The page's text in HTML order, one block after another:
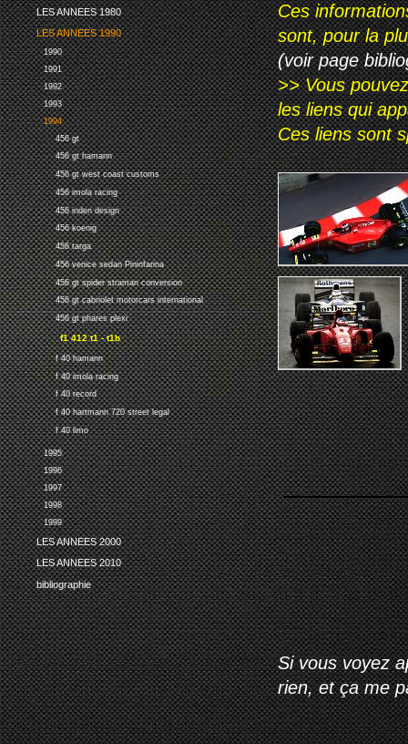
LES ANNEES 1980
LES ANNEES 1990
1990
1991
1992
1993
1994
456 gt
456 gt hamann
456 gt west coast customs
456 imola racing
456 inden design
456 koenig
456 targa
456 venice sedan Pininfarina
456 gt spider straman conversion
456 gt cabriolet motorcars international
456 gt phares plexi
f1 412 t1 - t1b
f 40 hamann
f 40 imola racing
f 40 record
f 40 hartmann 720 street legal
f 40 limo
1995
1996
1997
1998
1999
LES ANNEES 2000
LES ANNEES 2010
bibliographie
Ces
sont, pour la
(voir page
>> Vous
les liens qui
Ces liens sont
Si vous voyez
rien, et ça me